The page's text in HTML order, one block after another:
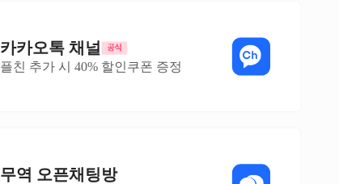
카카오톡 채널
플친 추가 시 40% 할인쿠폰 증정
무역 오픈채팅방